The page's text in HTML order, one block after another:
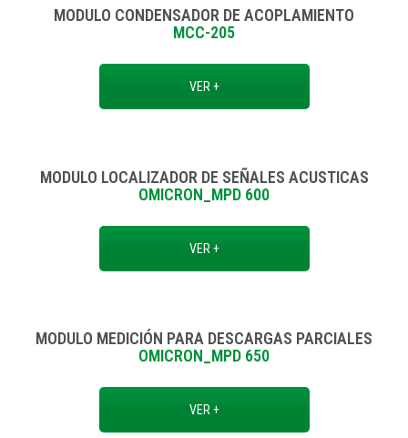
MODULO CONDENSADOR DE ACOPLAMIENTO
MCC-205
VER +
MODULO LOCALIZADOR DE SEÑALES ACUSTICAS
OMICRON_MPD 600
VER +
MODULO MEDICIÓN PARA DESCARGAS PARCIALES
OMICRON_MPD 650
VER +